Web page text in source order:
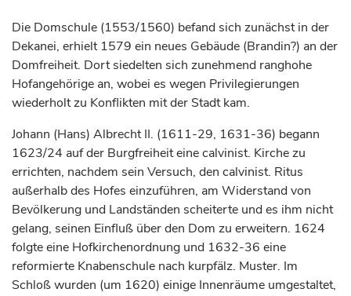
Die Domschule (1553/1560) befand sich zunächst in der
Dekanei, erhielt 1579 ein neues Gebäude (Brandin?) an der
Domfreiheit. Dort siedelten sich zunehmend ranghohe
Hofangehörige an, wobei es wegen Privilegierungen
wiederholt zu Konflikten mit der Stadt kam.
Johann (Hans) Albrecht II. (1611-29, 1631-36) begann
1623/24 auf der Burgfreiheit eine calvinist. Kirche zu
errichten, nachdem sein Versuch, den calvinist. Ritus
außerhalb des Hofes einzuführen, am Widerstand von
Bevölkerung und Landständen scheiterte und es ihm nicht
gelang, seinen Einfluß über den Dom zu erweitern. 1624
folgte eine Hofkirchenordnung und 1632-36 eine
reformierte Knabenschule nach kurpfälz. Muster. Im
Schloß wurden (um 1620) einige Innenräume umgestaltet,